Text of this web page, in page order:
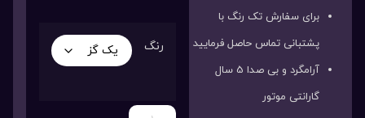
برای سفارش تک رنگ با
پشتبانی تماس حاصل فرمایید
آرامگرد و بی صدا 5 سال
گارانتی موتور
رنگ